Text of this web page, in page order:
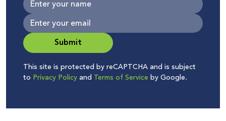
Submit
This site is protected by reCAPTCHA and is subject
to Privacy Policyand Terms of Service by Google.